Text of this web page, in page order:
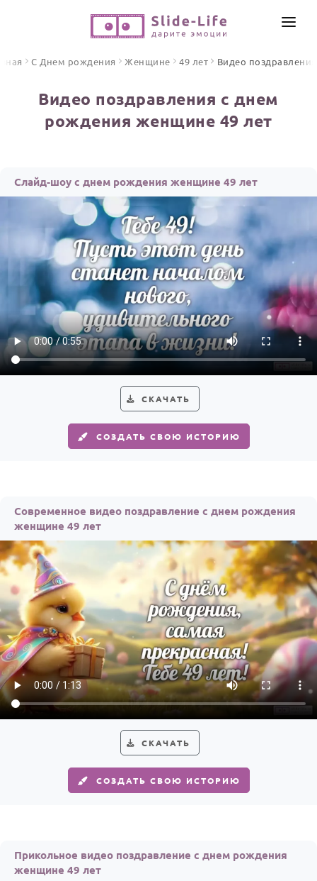
ПО ФОРМАТУ
Открытки
Стихи и тексты
ПРАЗДНИКИ
С Днем рождения
Юбилей
Свадьба
Годовщина свадьбы
Календарь праздников
Женщине
Мужчине
Детям
Все родственники
ПЕРСОНАЛЬНЫЕ
Пожелания
По именам
По годам
ИНСТРУМЕНТЫ
ОТЗЫВЫ
С Днем рождения Женщине 49 лет Видео поздравления
Видео поздравления с днем
рождения женщине 49 лет
Слайд-шоу с днем рождения женщине 49 лет
СКАЧАТЬ
СОЗДАТЬ СВОЮ ИСТОРИЮ
Современное видео поздравление с днем рождения
женщине 49 лет
СКАЧАТЬ
СОЗДАТЬ СВОЮ ИСТОРИЮ
Прикольное видео поздравление с днем рождения
женщине 49 лет